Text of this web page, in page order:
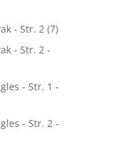
- Str. 2 (7)
- Str. 2 -
- Str. 1 -
- Str. 2 -